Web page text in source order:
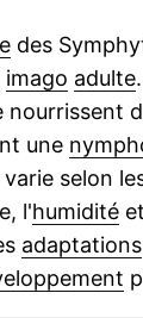
des
imago adulte
nourrissent
une
selon
l'humidité
adaptations